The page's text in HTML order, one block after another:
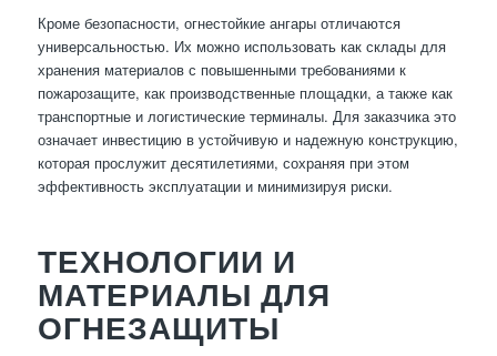
Кроме безопасности, огнестойкие ангары отличаются
универсальностью. Их можно использовать как склады для
хранения материалов с повышенными требованиями к
пожарозащите, как производственные площадки, а также как
транспортные и логистические терминалы. Для заказчика это
означает инвестицию в устойчивую и надежную конструкцию,
которая прослужит десятилетиями, сохраняя при этом
эффективность эксплуатации и минимизируя риски.
ТЕХНОЛОГИИ И
МАТЕРИАЛЫ ДЛЯ
ОГНЕЗАЩИТЫ